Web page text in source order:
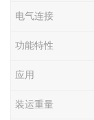
电气连接
功能特性
应用
装运重量